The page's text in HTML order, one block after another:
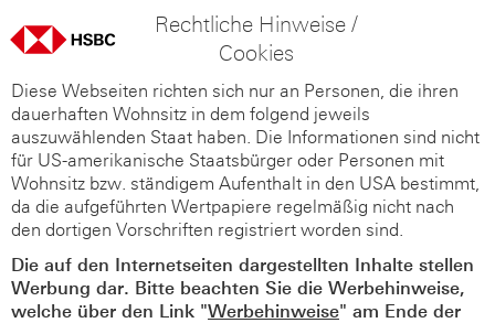
Rechtliche Hinweise /
Cookies
Diese Webseiten richten sich nur an Personen, die ihren
dauerhaften Wohnsitz in dem folgend jeweils
auszuwählenden Staat haben. Die Informationen sind nicht
für US-amerikanische Staatsbürger oder Personen mit
Wohnsitz bzw. ständigem Aufenthalt in den USA bestimmt,
da die aufgeführten Wertpapiere regelmäßig nicht nach
den dortigen Vorschriften registriert worden sind.
Die auf den Internetseiten dargestellten Inhalte stellen
Werbung dar. Bitte beachten Sie die Werbehinweise,
welche über den Link "Werbehinweise" am Ende der